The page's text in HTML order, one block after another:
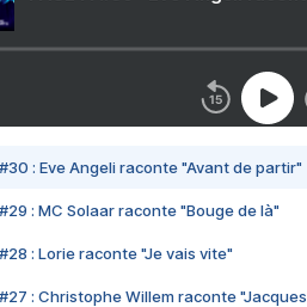
#30 : Eve Angeli raconte "Avant de partir"
#29 : MC Solaar raconte "Bouge de là"
#28 : Lorie raconte "Je vais vite"
#27 : Christophe Willem raconte